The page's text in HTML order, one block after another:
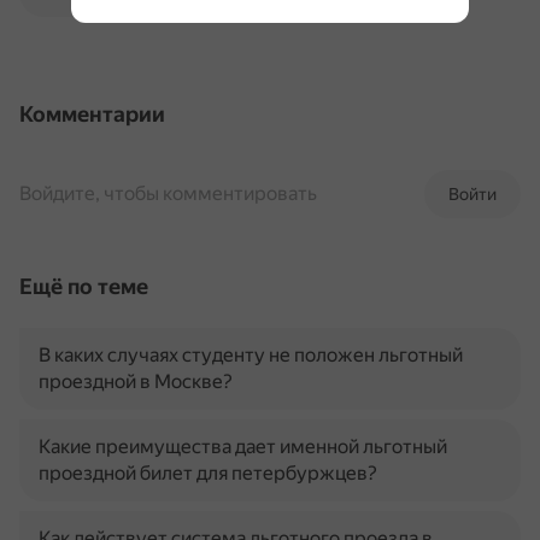
Комментарии
Войти
Войдите, чтобы комментировать
Ещё по теме
В каких случаях студенту не положен льготный
проездной в Москве?
Какие преимущества дает именной льготный
проездной билет для петербуржцев?